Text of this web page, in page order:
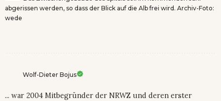
abgerissen werden, so dass der Blick auf die Alb frei wird. Archiv-Foto:
wede
Wolf-Dieter Bojus
... war 2004 Mitbegründer der NRWZ und deren erster